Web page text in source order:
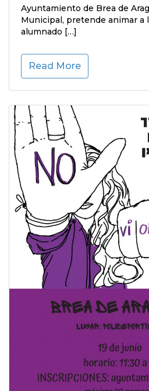
Ayuntamiento de Brea de
Municipal, pretende animar a
alumnado […]
Read More